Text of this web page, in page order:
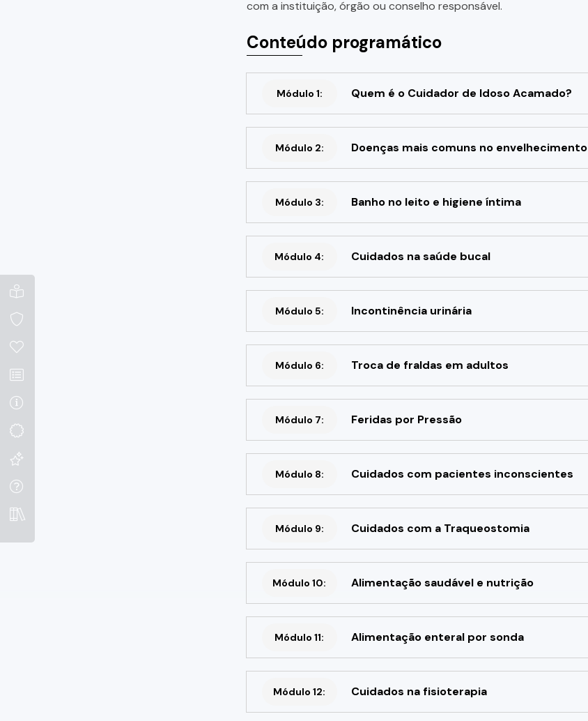
com a instituição, órgão ou conselho responsável.
Conteúdo programático
Módulo 1: Quem é o Cuidador de Idoso Acamado?
Módulo 2: Doenças mais comuns no envelhecimento
Módulo 3: Banho no leito e higiene íntima
Módulo 4: Cuidados na saúde bucal
Módulo 5: Incontinência urinária
Módulo 6: Troca de fraldas em adultos
Módulo 7: Feridas por Pressão
Módulo 8: Cuidados com pacientes inconscientes
Módulo 9: Cuidados com a Traqueostomia
Módulo 10: Alimentação saudável e nutrição
Módulo 11: Alimentação enteral por sonda
Módulo 12: Cuidados na fisioterapia